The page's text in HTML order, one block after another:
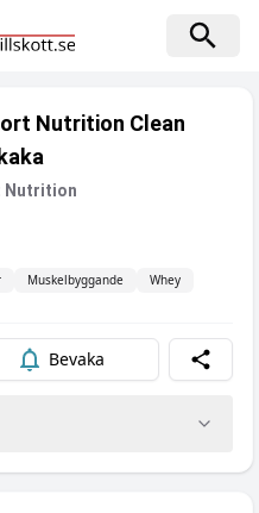
Nutrition Clean
Nutrition
Muskelbyggande
Whey
Bevaka Dela